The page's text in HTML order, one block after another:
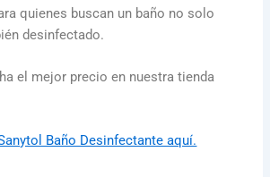
quienes buscan un baño no solo
desinfectado.
el mejor precio en nuestra tienda
Baño Desinfectante aquí.